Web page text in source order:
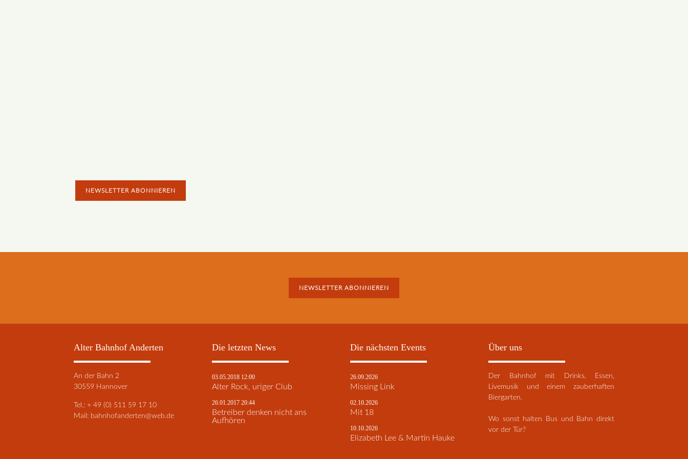
NEWSLETTER ABONNIEREN
NEWSLETTER ABONNIEREN
Alter Bahnhof Anderten
An der Bahn 2
30559 Hannover
Tel.: + 49 (0) 511 59 17 10
Mail: bahnhofanderten@web.de
Die letzten News
03.05.2018 12:00
Alter Rock, uriger Club
26.01.2017 20:44
Betreiber denken nicht ans
Aufhören
Die nächsten Events
26.09.2026
Missing Link
02.10.2026
Mit 18
10.10.2026
Elizabeth Lee & Martin Hauke
Über uns
Der Bahnhof mit Drinks, Essen,
Livemusik und einem zauberhaften
Biergarten.
Wo sonst halten Bus und Bahn direkt
vor der Tür?